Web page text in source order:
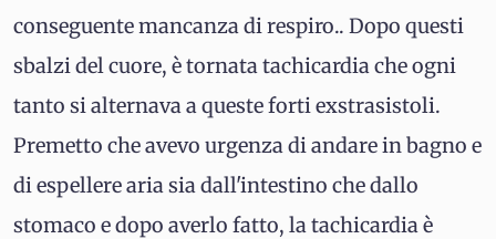
conseguente mancanza di respiro.. Dopo questi
sbalzi del cuore, è tornata tachicardia che ogni
tanto si alternava a queste forti exstrasistoli.
Premetto che avevo urgenza di andare in bagno e
di espellere aria sia dall'intestino che dallo
stomaco e dopo averlo fatto, la tachicardia è